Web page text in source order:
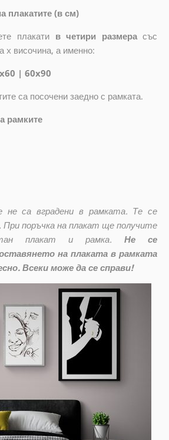
плакатите (в см)
плакати в четири размера със
x височина, а именно:
| 60x90
са посочени заедно с рамката.
рамките
не са вградени в рамката. Те се
поръчка на плакат ще получите
плакат и рамка.
Не се
на плаката в рамката
Всеки може да се справи!